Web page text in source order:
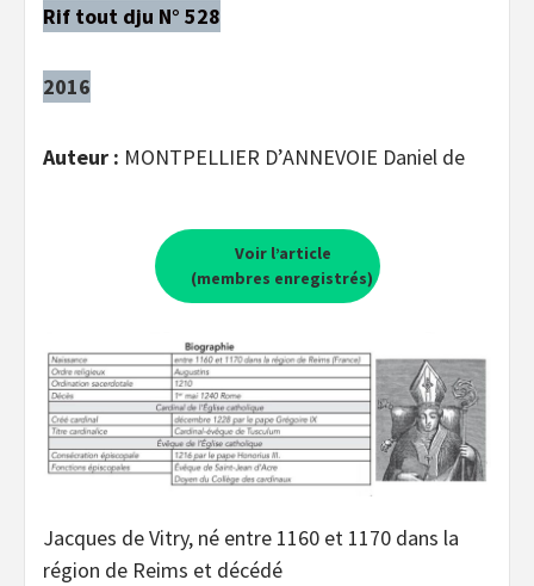
Rif tout dju N° 528
2016
Auteur : MONTPELLIER D’ANNEVOIE Daniel de
Voir l’article
(membres enregistrés)
Jacques de Vitry, né entre 1160 et 1170 dans la
région de Reims et décédé